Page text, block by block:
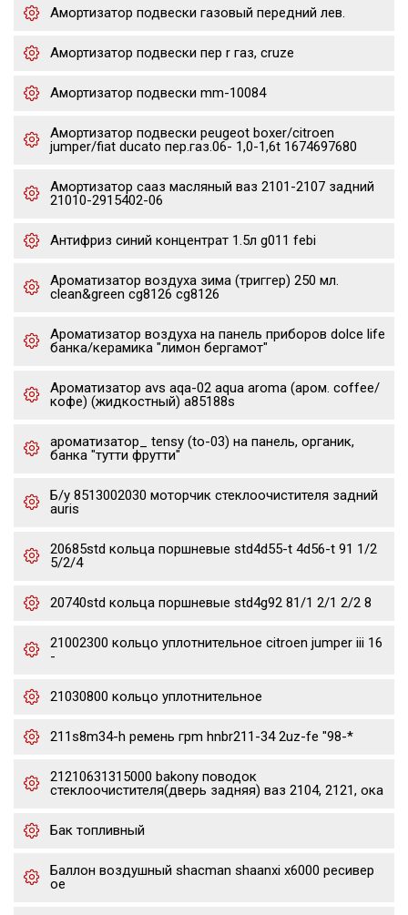
Амортизатор подвески газовый передний лев.
Амортизатор подвески пер r газ, cruze
Амортизатор подвески mm-10084
Амортизатор подвески peugeot boxer/citroen
jumper/fiat ducato пер.газ.06- 1,0-1,6t 1674697680
Амортизатор сааз масляный ваз 2101-2107 задний
21010-2915402-06
Антифриз синий концентрат 1.5л g011 febi
Ароматизатор воздуха зима (триггер) 250 мл.
clean&green cg8126 cg8126
Ароматизатор воздуха на панель приборов dolce life
банка/керамика "лимон бергамот"
Ароматизатор avs aqa-02 aqua aroma (аром. coffee/
кофе) (жидкостный) a85188s
ароматизатор_ tensy (to-03) на панель, органик,
банка "тутти фрутти"
Б/у 8513002030 моторчик стеклоочистителя задний
auris
20685std кольца поршневые std4d55-t 4d56-t 91 1/2
5/2/4
20740std кольца поршневые std4g92 81/1 2/1 2/2 8
21002300 кольцо уплотнительное citroen jumper iii 16
-
21030800 кольцо уплотнительное
211s8m34-h ремень грm hnbr211-34 2uz-fe "98-*
21210631315000 bakony поводок
стеклоочистителя(дверь задняя) ваз 2104, 2121, ока
Бак топливный
Баллон воздушный shacman shaanxi x6000 ресивер
oe